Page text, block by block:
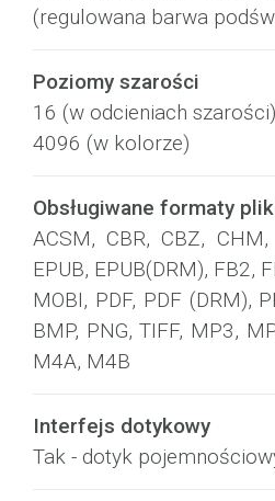
(regulowana barwa
Poziomy szarości
16 (w odcieniach szarości)
4096 (w kolorze)
Obsługiwane formaty
ACSM, CBR, CBZ, CHM,
EPUB, EPUB(DRM), FB2,
MOBI, PDF, PDF (DRM),
BMP, PNG, TIFF, MP3,
M4A, M4B
Interfejs dotykowy
Tak - dotyk